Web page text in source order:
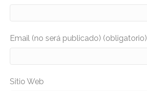
Email (no será publicado) (obligatorio)
Sitio Web